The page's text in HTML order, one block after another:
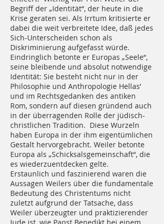
Begriff der „Identität“, der heute in die
Krise geraten sei. Als Irrtum kritisierte er
dabei die weit verbreitete Idee, daß jedes
Sich-Unterscheiden schon als
Diskriminierung aufgefasst würde.
Eindringlich betonte er Europas „Seele“,
seine bleibende und absolut notwendige
Identität: Sie besteht nicht nur in der
Philosophie und Anthropologie Hellas’
und im Rechtsgedanken des antiken
Rom, sondern auf diesen gründend auch
in der überragenden Rolle der jüdisch-
christlichen Tradition. Diese Wurzeln
haben Europa in der ihm eigentümlichen
Gestalt hervorgebracht. Weiler betonte
Europa als „Schicksalsgemeinschaft“, die
es wiederzuentdecken gelte.
Erstaunlich und faszinierend waren die
Aussagen Weilers über die fundamentale
Bedeutung des Christentums nicht
zuletzt aufgrund der Tatsache, dass
Weiler überzeugter und praktizierender